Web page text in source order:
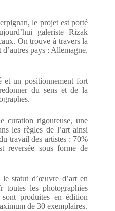
le projet est porté
galeriste Rizak
On trouve à travers la
pays : Allemagne,
et un positionnement fort
du sens et de la
curation rigoureuse, une
les règles de l’art ainsi
travail des artistes : 70%
reversée sous forme de
statut d’œuvre d’art en
toutes les photographies
produites en édition
de 30 exemplaires.